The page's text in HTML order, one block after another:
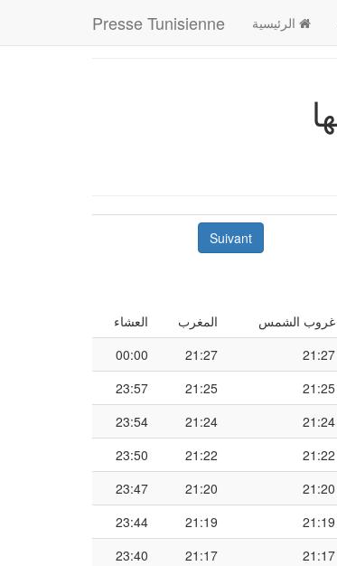
Presse Tunisienne الرئيسية
Suivant
غروب الشمس المغرب
العشاء
21:27
21:27
00:00
21:25
21:25
23:57
21:24
21:24
23:54
21:22
21:22
23:50
21:20
21:20
23:47
21:19
21:19
23:44
21:17
21:17
23:40